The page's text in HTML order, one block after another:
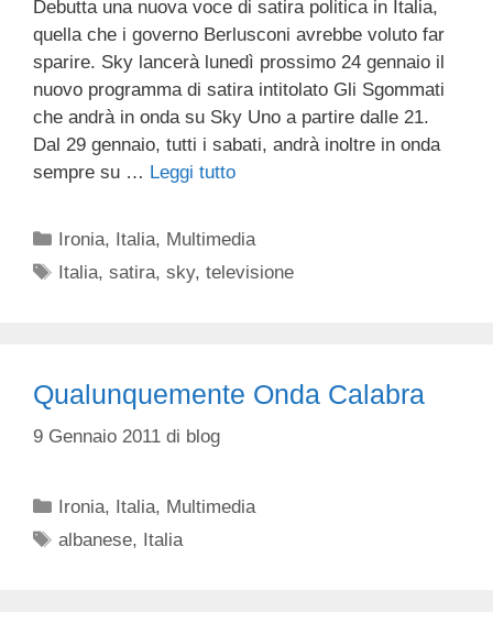
Debutta una nuova voce di satira politica in Italia,
quella che i governo Berlusconi avrebbe voluto far
sparire. Sky lancerà lunedì prossimo 24 gennaio il
nuovo programma di satira intitolato Gli Sgommati
che andrà in onda su Sky Uno a partire dalle 21.
Dal 29 gennaio, tutti i sabati, andrà inoltre in onda
sempre su … Leggi tutto
Categorie
Ironia, Italia, Multimedia
Tag
Italia,satira,sky,televisione
Qualunquemente Onda Calabra
9 Gennaio 2011 di blog
Categorie
Ironia, Italia, Multimedia
Tag
albanese, Italia